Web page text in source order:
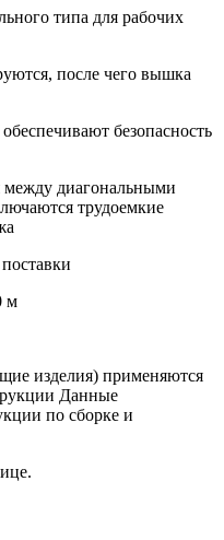
типа для рабочих
после чего вышка
безопасность
диагональными
трудоемкие
м
изделия) применяются
Данные
по сборке и